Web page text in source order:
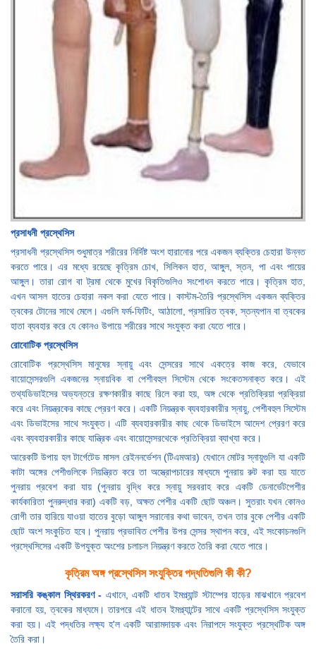
প্রসাধনী প্রস্থেসিস
প্রসাধনী প্রস্থেসিস শুধুমাত্র শরীরের নির্দিষ্ট অংশ হারানোর পরে একজন ব্যক্তির চেহারা উন্নত
করতে পারে। এর মধ্যে রয়েছে কৃত্রিম চোখ, সিলিকন হাত, আঙ্গুল, স্তন, পা এবং পায়ের
আঙ্গুল। তারা রোগ বা ট্রমা থেকে মুখের বিকৃতিগুলিও সংশোধন করতে পারে। কৃত্রিম হাত,
এখন আসল হাতের চেহারা নকল করা যেতে পারে। কাস্টম-তৈরি প্রস্থেসিস একজন ব্যক্তির
ত্বকের টোনের সাথে মেলে। এগুলি ফর্ম-ফিটিং, আঠালো, প্রসারিত ত্বক, স্তন্যপান বা ত্বকের
হাতা ব্যবহার করে যে কোনও উপায়ে শরীরের সাথে সংযুক্ত করা যেতে পারে।
রোবোটিক প্রস্থেসিস
রোবোটিক প্রস্থেসিস মানুষের স্নায়ু এবং সেন্সরের সাথে একত্রে কাজ করে, যেভাবে
বায়োসেন্সরগুলি একজনের স্নায়বিক বা পেশীবহুল সিস্টেম থেকে সংকেতসনাক্ত করে। এই
তথ্যডিভাইসের অভ্যন্তরে রক্ষণকারীর কাছে রিলে করা হয়, অঙ্গ থেকে প্রতিক্রিয়া প্রক্রিয়া
করে এবং নিয়ন্ত্রকের কাছে প্রেরণ করে। একটি নিয়ন্ত্রক ব্যবহারকারীর স্নায়ু, পেশীবহুল সিস্টেম
এবং ডিভাইসের সাথে সংযুক্ত। এটি ব্যবহারকারীর কাছ থেকে ডিভাইসে আদেশ প্রেরণ করে
এবং ব্যবহারকারীর কাছে যান্ত্রিক এবং বায়োসেন্সরথেকে প্রতিক্রিয়া ব্যাখ্যা করে।
আরেকটি উপায় হল টার্গেটেড মাসল রেইননর্ভেশন (টিএমআর) যেখানে মোটর স্নায়ুগুলি যা একটি
কাটা অঙ্গের পেশীগুলিকে নিয়ন্ত্রিত করে তা অস্ত্রোপচারের মাধ্যমে পুনরায় রুট করা হয় যাতে
পুনরায় প্রবেশ করা যায় (পুনরায় বৃদ্ধি করে স্নায়ু সরবরাহ করে একটি ডেনার্ভেটপেশীর
কার্যকারিতা পুনরুদ্ধার করা) একটি বড়, অক্ষত পেশীর একটি ছোট অঞ্চল। সুতরাং যখন কোনও
রোগী তার হারিয়ে যাওয়া হাতের বুড়ো আঙ্গুল সরানোর কথা ভাবেন, তখন তার বুকে পেশীর একটি
ছোট অংশ সংকুচিত হবে। পুনরায় প্রভাবিত পেশীর উপর সেন্সর স্থাপন করে, এই সংকোচনগুলি
প্রস্থেসিসের একটি উপযুক্ত অংশের চলাচল নিয়ন্ত্রণ করতে তৈরি করা যেতে পারে।
কৃত্রিম অঙ্গ প্রস্থেসিস সংযুক্তির পদ্ধতিগুলি কী কী?
সরাসরি কঙ্কাল স্থিরকরণ - এখানে, একটি ধাতব ইমপ্ল্যান্ট স্টাম্পের হাড়ের মাঝখানে প্রবেশ
করানো হয়, ত্বকের মাধ্যমে। তারপরে এই ধাতব ইমপ্ল্যান্টের সাথে একটি প্রস্থেসিস সংযুক্ত
করা হয়। এই পদ্ধতির লক্ষ্য হ'ল একটি আরামদায়ক এবং নিরাপদে সংযুক্ত প্রস্থেটিক অঙ্গ
তৈরি করা।